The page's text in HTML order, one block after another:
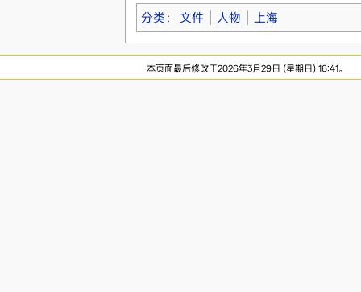
分类 ： 文件 人物 上海
本页面最后修改于2026年3月29日 (星期日) 16:41。